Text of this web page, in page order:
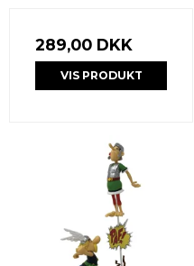
289,00 DKK
VIS PRODUKT